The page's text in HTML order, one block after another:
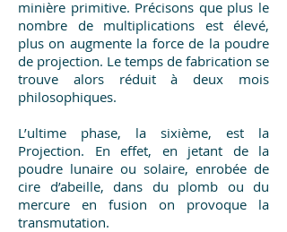
minière primitive. Précisons que plus le
nombre de multiplications est élevé,
plus on augmente la force de la poudre
de projection. Le temps de fabrication se
trouve alors réduit à deux mois
philosophiques.
L’ultime phase, la sixième, est la
Projection. En effet, en jetant de la
poudre lunaire ou solaire, enrobée de
cire d’abeille, dans du plomb ou du
mercure en fusion on provoque la
transmutation.